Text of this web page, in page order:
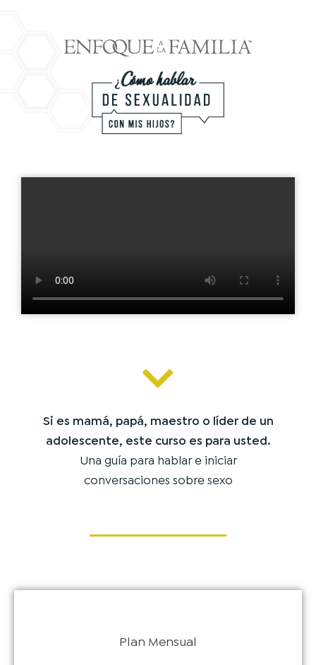
Si es mamá, papá, maestro o líder de un
adolescente, este curso es para usted.
Una guía para hablar e iniciar
conversaciones sobre sexo
Plan Mensual